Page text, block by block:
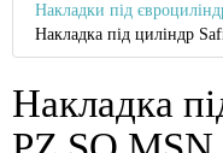
Накладки під
Накладка під циліндр
Накладка